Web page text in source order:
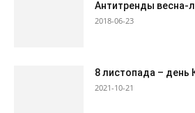
Антитренды весна-
2018-06-23
8 листопада – день
2021-10-21